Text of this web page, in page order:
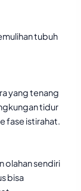
tubuh
yang tenang
tidur
fase istirahat.
olahan sendiri
bisa